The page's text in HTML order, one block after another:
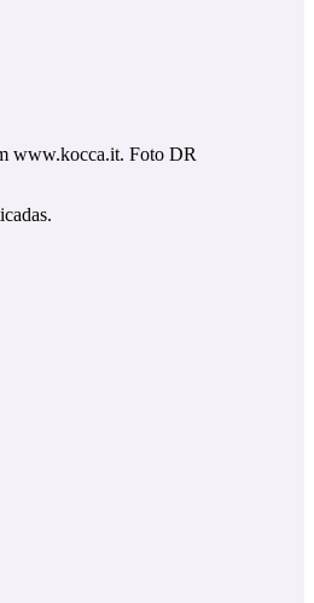
www.kocca.it. Foto DR